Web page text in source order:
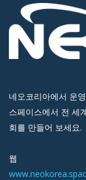
네오코리아에서 운
스페이스에서 전 세
회를 만들어 보세요.
웹